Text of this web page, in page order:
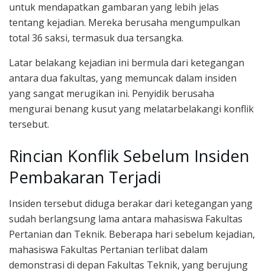
untuk mendapatkan gambaran yang lebih jelas
tentang kejadian. Mereka berusaha mengumpulkan
total 36 saksi, termasuk dua tersangka.
Latar belakang kejadian ini bermula dari ketegangan
antara dua fakultas, yang memuncak dalam insiden
yang sangat merugikan ini. Penyidik berusaha
mengurai benang kusut yang melatarbelakangi konflik
tersebut.
Rincian Konflik Sebelum Insiden
Pembakaran Terjadi
Insiden tersebut diduga berakar dari ketegangan yang
sudah berlangsung lama antara mahasiswa Fakultas
Pertanian dan Teknik. Beberapa hari sebelum kejadian,
mahasiswa Fakultas Pertanian terlibat dalam
demonstrasi di depan Fakultas Teknik, yang berujung